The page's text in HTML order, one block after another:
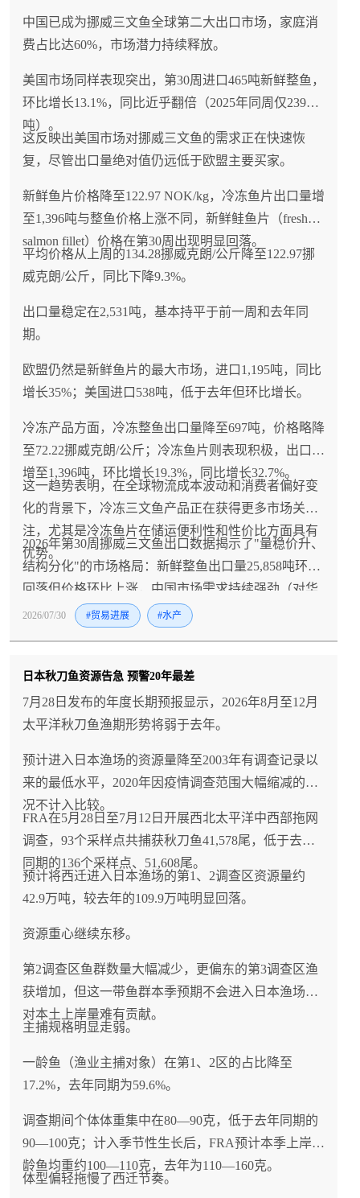
中国已成为挪威三文鱼全球第二大出口市场，家庭消
费占比达60%，市场潜力持续释放。
美国市场同样表现突出，第30周进口465吨新鲜整鱼，
环比增长13.1%，同比近乎翻倍（2025年同周仅239
吨）。
这反映出美国市场对挪威三文鱼的需求正在快速恢
复，尽管出口量绝对值仍远低于欧盟主要买家。
新鲜鱼片价格降至122.97 NOK/kg，冷冻鱼片出口量增
至1,396吨与整鱼价格上涨不同，新鲜鲑鱼片（fresh
salmon fillet）价格在第30周出现明显回落。
平均价格从上周的134.28挪威克朗/公斤降至122.97挪
威克朗/公斤，同比下降9.3%。
出口量稳定在2,531吨，基本持平于前一周和去年同
期。
欧盟仍然是新鲜鱼片的最大市场，进口1,195吨，同比
增长35%；美国进口538吨，低于去年但环比增长。
冷冻产品方面，冷冻整鱼出口量降至697吨，价格略降
至72.22挪威克朗/公斤；冷冻鱼片则表现积极，出口量
增至1,396吨，环比增长19.3%，同比增长32.7%。
这一趋势表明，在全球物流成本波动和消费者偏好变
化的背景下，冷冻三文鱼产品正在获得更多市场关
注，尤其是冷冻鱼片在储运便利性和性价比方面具有
优势。
2026年第30周挪威三文鱼出口数据揭示了"量稳价升、
结构分化"的市场格局：新鲜整鱼出口量25,858吨环比
回落但价格环比上涨，中国市场需求持续强劲（对华
出口2,876吨，同比增长20.3%，价格81.27 NOK/kg显
（同比-9.3%），冷冻鱼片出口量同比大增32.7%——
这些数据共同勾勒出挪威三文鱼产业正在进行的战略
调整：从"欧洲依赖"向"全球多元化"转型，从"整鱼为
场正在成为增长的核心引擎（2026年1-5月对华出口量
+55%，家庭消费占比60%）；对中国进口商而言，短
期应把握价格相对稳定的窗口期锁定量价，长期则需
关注挪威三文鱼产品结构向冷冻鱼片倾斜的趋势，以
及挪威海产局加大中国市场投入带来的渠道和品牌机
遇，而挪威三文鱼产业在全球供应持续增长（H1出口
量+8%）与价格承压（YTD价格-4.6%）的矛盾中，能
否通过中国市场的高增长和产品结构优化实现"量价齐
2026/07/30 #贸易进展 #水产
日本秋刀鱼资源告急 预警20年最差
7月28日发布的年度长期预报显示，2026年8月至12月
太平洋秋刀鱼渔期形势将弱于去年。
预计进入日本渔场的资源量降至2003年有调查记录以
来的最低水平，2020年因疫情调查范围大幅缩减的情
况不计入比较。
FRA在5月28日至7月12日开展西北太平洋中西部拖网
调查，93个采样点共捕获秋刀鱼41,578尾，低于去年
同期的136个采样点、51,608尾。
预计将西迁进入日本渔场的第1、2调查区资源量约
42.9万吨，较去年的109.9万吨明显回落。
资源重心继续东移。
第2调查区鱼群数量大幅减少，更偏东的第3调查区渔
获增加，但这一带鱼群本季预期不会进入日本渔场，
对本土上岸量难有贡献。
主捕规格明显走弱。
一龄鱼（渔业主捕对象）在第1、2区的占比降至
17.2%，去年同期为59.6%。
调查期间个体体重集中在80—90克，低于去年同期的
90—100克；计入季节性生长后，FRA预计本季上岸一
龄鱼均重约100—110克，去年为110—160克。
体型偏轻拖慢了西迁节奏。